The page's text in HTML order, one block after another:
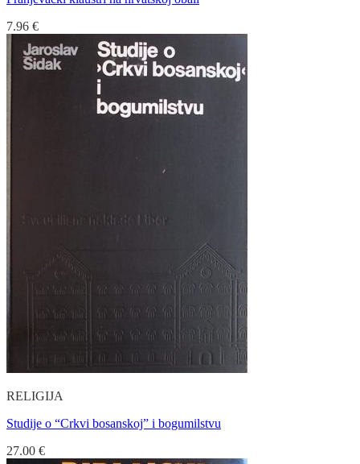
7.96 €
RELIGIJA
Studije o “Crkvi bosanskoj” i bogumilstvu
27.00 €